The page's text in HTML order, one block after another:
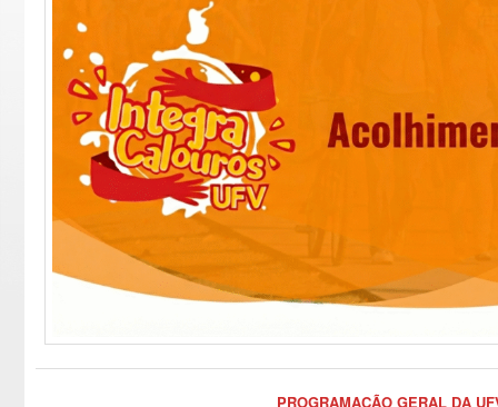
PROGRAMAÇÃO GERAL DA